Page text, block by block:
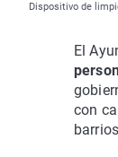
Dispositivo de
El
con